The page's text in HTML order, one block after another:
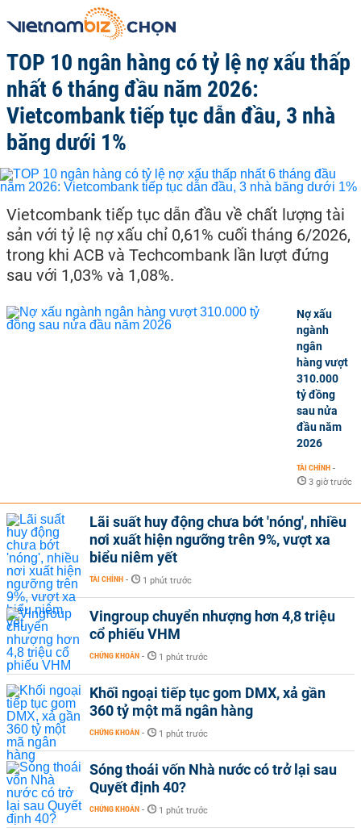
TOP 10 ngân hàng có tỷ lệ nợ xấu thấp
nhất 6 tháng đầu năm 2026:
Vietcombank tiếp tục dẫn đầu, 3 nhà
băng dưới 1%
Vietcombank tiếp tục dẫn đầu về chất lượng tài
sản với tỷ lệ nợ xấu chỉ 0,61% cuối tháng 6/2026,
trong khi ACB và Techcombank lần lượt đứng
sau với 1,03% và 1,08%.
Nợ xấu
ngành
ngân
hàng vượt
310.000
tỷ đồng
sau nửa
đầu năm
2026
TÀI CHÍNH -
3 giờ trước
Lãi suất huy động chưa bớt 'nóng', nhiều
nơi xuất hiện ngưỡng trên 9%, vượt xa
biểu niêm yết
TÀI CHÍNH - 1 phút trước
Vingroup chuyển nhượng hơn 4,8 triệu
cổ phiếu VHM
CHỨNG KHOÁN - 1 phút trước
Khối ngoại tiếp tục gom DMX, xả gần
360 tỷ một mã ngân hàng
CHỨNG KHOÁN - 1 phút trước
Sóng thoái vốn Nhà nước có trở lại sau
Quyết định 40?
CHỨNG KHOÁN - 1 phút trước